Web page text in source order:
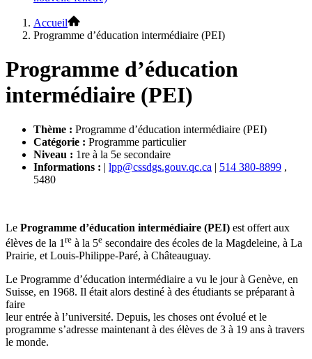
Accueil
Programme d’éducation intermédiaire (PEI)
Programme d’éducation
intermédiaire (PEI)
Thème : Programme d’éducation intermédiaire (PEI)
Catégorie : Programme particulier
Niveau : 1re à la 5e secondaire
Informations : | lpp@cssdgs.gouv.qc.ca | 514 380-8899 ,
5480
Le Programme d’éducation intermédiaire (PEI) est offert aux
élèves de la 1 re à la 5e secondaire des écoles de la Magdeleine, à La
Prairie, et Louis-Philippe-Paré, à Châteauguay.
Le Programme d’éducation intermédiaire a vu le jour à Genève, en
Suisse, en 1968. Il était alors destiné à des étudiants se préparant à
faire
leur entrée à l’université. Depuis, les choses ont évolué et le
programme s’adresse maintenant à des élèves de 3 à 19 ans à travers
le monde.